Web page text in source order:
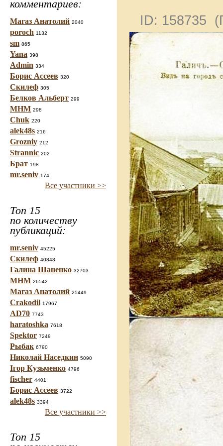
комментариев:
Магаз Анатолий 2040
poroch 1132
sm 865
Yana 398
Admin 334
Борис Ассеев 320
Скилеф 305
Белков Альберт 299
МНМ 298
Chuk 220
alek48s 216
Grozniy 212
Strannic 202
Брат 198
mr.seniv 174
Все участники >>
Топ 15
по количеству
публикаций:
mr.seniv 45225
Скилеф 40848
Галина Шаненко 32703
МНМ 26542
Магаз Анатолий 25449
Crakodil 17967
AD70 7743
haratoshka 7618
Spektor 7249
Рыбак 6790
Николай Наседкин 5090
Ігор Кузьменко 4796
fischer 4401
Борис Ассеев 3722
alek48s 3394
Все участники >>
Топ 15
ID: 158735